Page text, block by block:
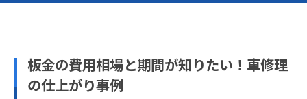
板金の費用相場と期間が知りたい！車修理
の仕上がり事例